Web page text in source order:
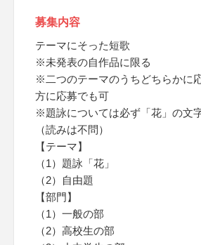
募集内容
テーマにそった短歌
※未発表の自作品に限る
※二つのテーマのうちどちらかに
方に応募でも可
※題詠については必ず「花」の文
（読みは不問）
【テーマ】
（1）題詠「花」
（2）自由題
【部門】
（1）一般の部
（2）高校生の部